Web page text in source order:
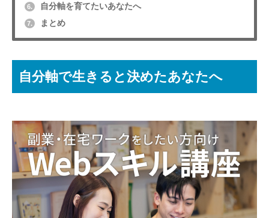
6. 自分軸を育てたいあなたへ
7. まとめ
自分軸で生きると決めたあなたへ